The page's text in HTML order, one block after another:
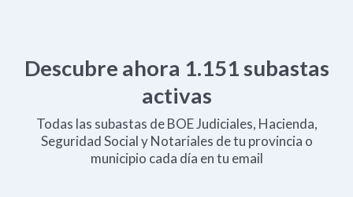
Descubre ahora 1.151 subastas
activas
Todas las subastas de BOE Judiciales, Hacienda,
Seguridad Social y Notariales de tu provincia o
municipio cada día en tu email